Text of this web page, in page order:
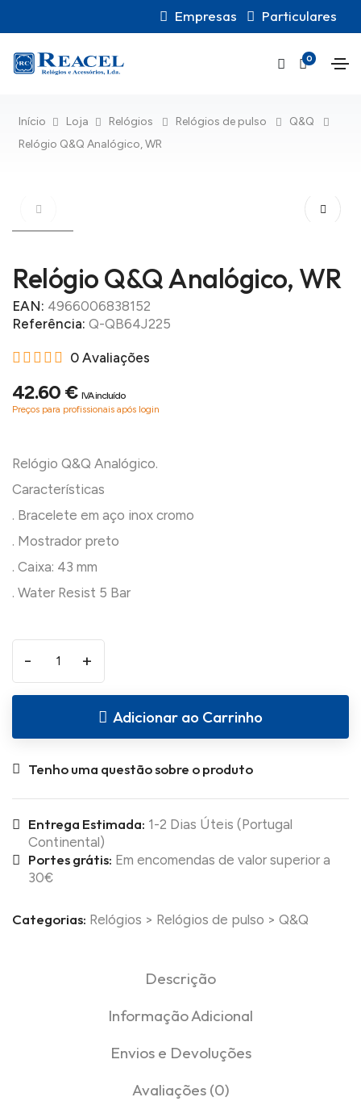
Empresas Particulares
0
Início Loja Relógios Relógios de pulso
Q&Q
Relógio Q&Q Analógico, WR
Relógio Q&Q Analógico, WR
EAN: 4966006838152
Referência: Q-QB64J225
0 Avaliações
42.60 € IVA incluído
Preços para profissionais após login
Relógio Q&Q Analógico.
Características
. Bracelete em aço inox cromo
. Mostrador preto
. Caixa: 43 mm
- +
Adicionar ao Carrinho
Tenho uma questão sobre o produto
Entrega Estimada: 1-2 Dias Úteis (Portugal
Continental)
Portes grátis: Em encomendas de valor superior a
30€
Categorias: Relógios > Relógios de pulso > Q&Q
Descrição
Informação Adicional
Envios e Devoluções
Avaliações (0)